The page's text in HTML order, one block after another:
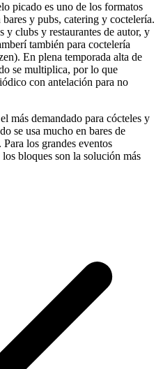
picado es uno de los formatos
y pubs, catering y coctelería.
y clubs y restaurantes de autor, y
también para coctelería
En plena temporada alta de
se multiplica, por lo que
con antelación para no
más demandado para cócteles y
se usa mucho en bares de
los grandes eventos
bloques son la solución más